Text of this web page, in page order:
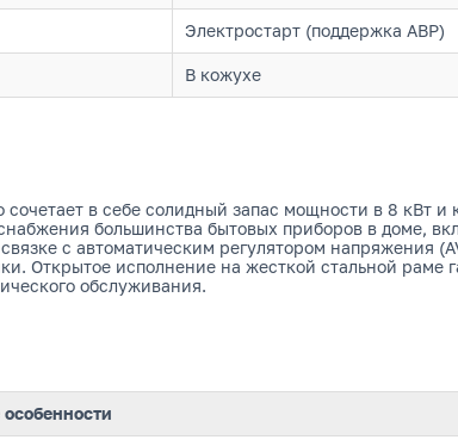
Электростарт (поддержка АВР)
В кожухе
в себе солидный запас мощности в 8 кВт
большинства бытовых приборов в доме,
с автоматическим регулятором напряжения
Открытое исполнение на жесткой стальной
обслуживания.